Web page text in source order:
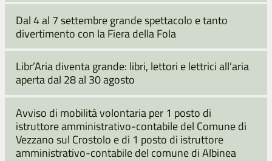
Dal 4 al 7 settembre grande spettacolo e tanto
divertimento con la Fiera della Fola
Libr’Aria diventa grande: libri, lettori e lettrici all’aria
aperta dal 28 al 30 agosto
Avviso di mobilità volontaria per 1 posto di
istruttore amministrativo-contabile del Comune di
Vezzano sul Crostolo e di 1 posto di istruttore
amministrativo-contabile del comune di Albinea